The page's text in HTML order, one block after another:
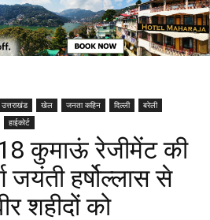
उत्तराखंड खेल जनता कहिन दिल्ली
बरेली
हाईकोर्ट
18 कुमाऊं रेजीमेंट की
हर्षोल्लास से
शहीदों को